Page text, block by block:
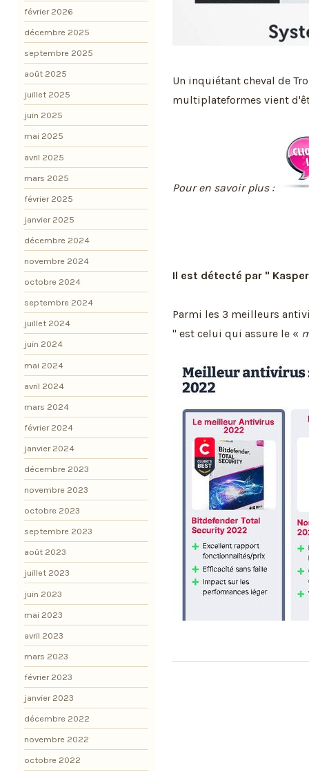
Un inquiétant cheval de
multiplateformes vient
Pour en savoir plus :
Il est détecté par "
Parmi les 3 meilleurs
" est celui qui assure le «
février 2026
décembre 2025
septembre 2025
août 2025
juillet 2025
juin 2025
mai 2025
avril 2025
mars 2025
février 2025
janvier 2025
décembre 2024
novembre 2024
octobre 2024
septembre 2024
juillet 2024
juin 2024
mai 2024
avril 2024
mars 2024
février 2024
janvier 2024
décembre 2023
novembre 2023
octobre 2023
septembre 2023
août 2023
juillet 2023
juin 2023
mai 2023
avril 2023
mars 2023
février 2023
janvier 2023
décembre 2022
novembre 2022
octobre 2022